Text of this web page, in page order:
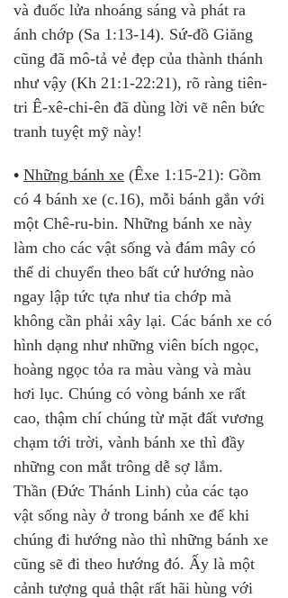
và đuốc lửa nhoáng sáng và phát ra
ánh chớp (Sa 1:13-14). Sứ-đồ Giăng
cũng đã mô-tả vẻ đẹp của thành thánh
như vậy (Kh 21:1-22:21), rõ ràng tiên-
tri Ê-xê-chi-ên đã dùng lời vẽ nên bức
tranh tuyệt mỹ này!
• Những bánh xe (Êxe 1:15-21): Gồm
có 4 bánh xe (c.16), mỗi bánh gắn với
một Chê-ru-bin. Những bánh xe này
làm cho các vật sống và đám mây có
thể di chuyển theo bất cứ hướng nào
ngay lập tức tựa như tia chớp mà
không cần phải xây lại. Các bánh xe có
hình dạng như những viên bích ngọc,
hoàng ngọc tỏa ra màu vàng và màu
hơi lục. Chúng có vòng bánh xe rất
cao, thậm chí chúng từ mặt đất vương
chạm tới trời, vành bánh xe thì đầy
những con mắt trông dễ sợ lắm.
Thần (Đức Thánh Linh) của các tạo
vật sống này ở trong bánh xe để khi
chúng đi hướng nào thì những bánh xe
cũng sẽ đi theo hướng đó. Ấy là một
cảnh tượng quả thật rất hãi hùng với